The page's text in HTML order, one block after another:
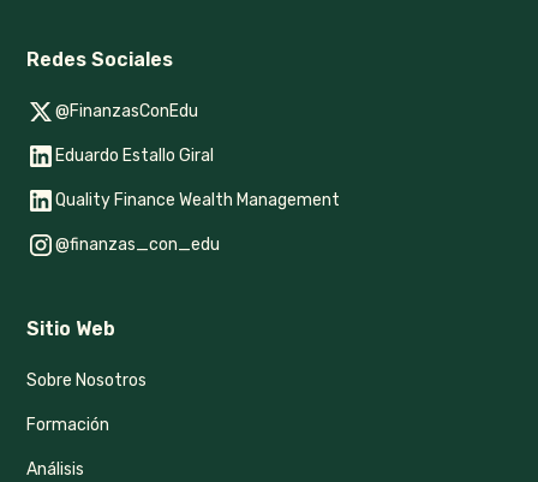
Redes Sociales
@FinanzasConEdu
Eduardo Estallo Giral
Quality Finance Wealth Management
@finanzas_con_edu
Sitio Web
Sobre Nosotros
Formación
Análisis